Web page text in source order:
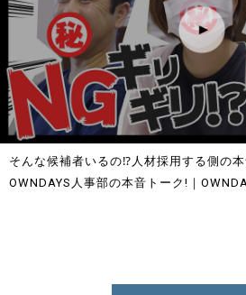
そんな候補者いるの⁉︎人材採用する側の
OWNDAYS人事部の本音トーク!｜